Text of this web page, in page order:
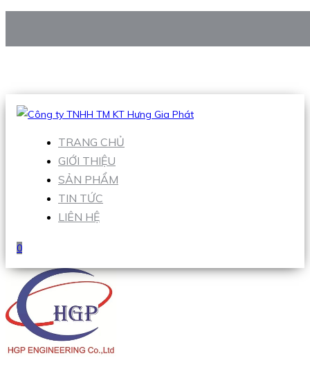
Hotline:0938 906 663
TRANG CHỦ
GIỚI THIỆU
SẢN PHẨM
TIN TỨC
LIÊN HỆ
0